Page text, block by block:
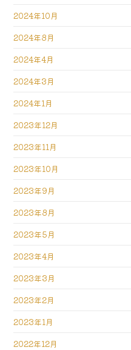
2024年10月
2024年8月
2024年4月
2024年3月
2024年1月
2023年12月
2023年11月
2023年10月
2023年9月
2023年8月
2023年5月
2023年4月
2023年3月
2023年2月
2023年1月
2022年12月